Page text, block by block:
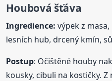
Houbová šťáva
Ingredience: výpek z
lesních hub, drcený kmín,
Postup: Očištěné houby
kousky, cibuli na kostičky.